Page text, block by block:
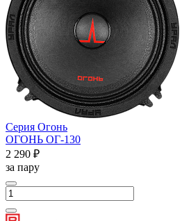
Серия Огонь
ОГОНЬ ОГ-130
2 290 ₽
за пару